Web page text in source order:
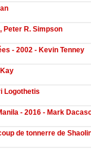
Peter R. Simpson
- 2002 - Kevin Tenney
Logothetis
- 2016 - Mark
de tonnerre de